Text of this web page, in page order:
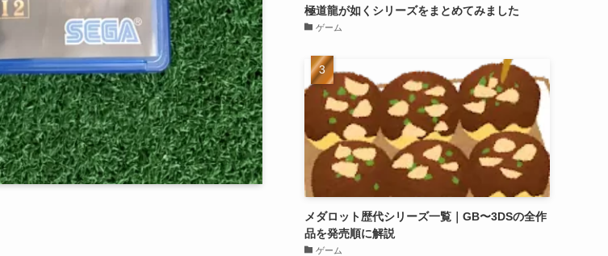
極道龍が如くシリーズをまとめてみました
ゲーム
メダロット歴代シリーズ一覧｜GB〜3DSの全作
品を発売順に解説
ゲーム